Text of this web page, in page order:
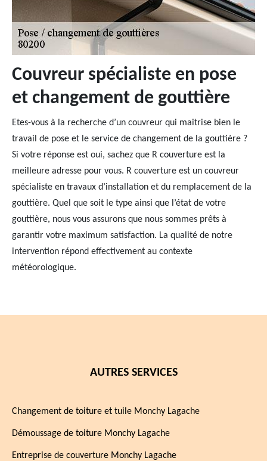
Couvreur spécialiste en pose
et changement de gouttière
Etes-vous à la recherche d’un couvreur qui maitrise bien le
travail de pose et le service de changement de la gouttière ?
Si votre réponse est oui, sachez que R couverture est la
meilleure adresse pour vous. R couverture est un couvreur
spécialiste en travaux d’installation et du remplacement de la
gouttière. Quel que soit le type ainsi que l’état de votre
gouttière, nous vous assurons que nous sommes prêts à
garantir votre maximum satisfaction. La qualité de notre
intervention répond effectivement au contexte
météorologique.
AUTRES SERVICES
Changement de toiture et tuile Monchy Lagache
Démoussage de toiture Monchy Lagache
Entreprise de couverture Monchy Lagache